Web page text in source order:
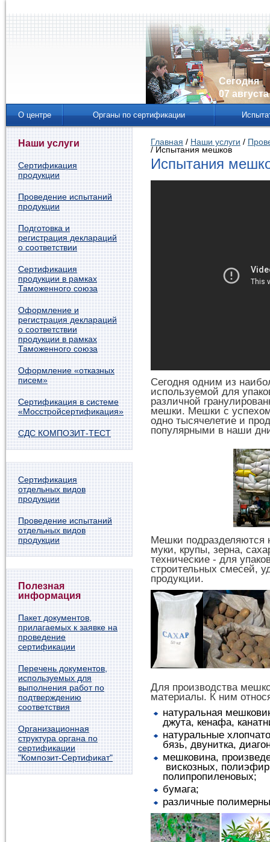
Сегодня
07 августа
О центре Органы по сертификации
Главная / Наши услуги /
/ Испытания мешков
Испытания
Сегодня одним из
используемой для
различной
мешки. Мешки с
одно тысячелетие и
популярными в наши
Мешки подразделяются
муки, крупы, зерна,
технические - для
строительных смесей,
продукции.
Для производства
материалы. К ним
натуральная
джута, кенафа,
натуральные
бязь, двунитка,
мешковина,
вискозных,
полипропиленовых;
бумага;
различные
Наши услуги
Сертификация
продукции
Проведение испытаний
продукции
Подготовка и
регистрация деклараций
о соответствии
Сертификация
продукции в рамках
Таможенного союза
Оформление и
регистрация деклараций
о соответствии
продукции в рамках
Таможенного союза
Оформление «отказных
писем»
Сертификация в системе
«Мосстройсертификация»
СДС КОМПОЗИТ-ТЕСТ
Сертификация
отдельных видов
продукции
Проведение испытаний
отдельных видов
продукции
Полезная
информация
Пакет документов,
прилагаемых к заявке на
проведение
сертификации
Перечень документов,
используемых для
выполнения работ по
подтверждению
соответствия
Организационная
структура органа по
сертификации
"Композит-Сертификат"